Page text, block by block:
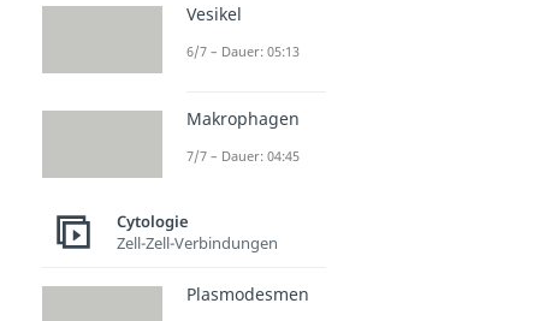
Vesikel
6/7 – Dauer: 05:13
Makrophagen
7/7 – Dauer: 04:45
Cytologie
Zell-Zell-Verbindungen
Plasmodesmen